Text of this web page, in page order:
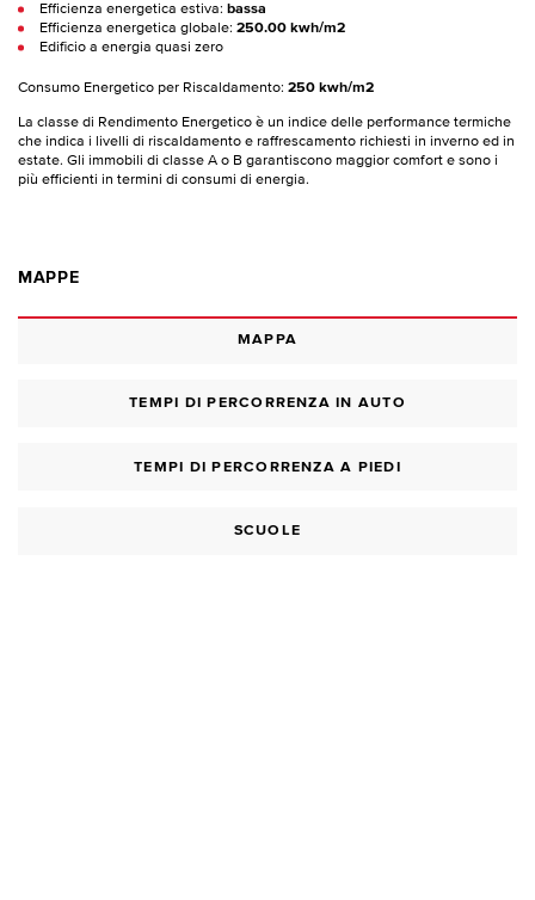
Efficienza energetica estiva: bassa
Efficienza energetica globale: 250.00 kwh/m2
Edificio a energia quasi zero
Consumo Energetico per Riscaldamento: 250 kwh/m2
La classe di Rendimento Energetico è un indice delle performance termiche
che indica i livelli di riscaldamento e raffrescamento richiesti in inverno ed in
estate. Gli immobili di classe A o B garantiscono maggior comfort e sono i
più efficienti in termini di consumi di energia.
MAPPE
MAPPA
TEMPI DI PERCORRENZA IN AUTO
TEMPI DI PERCORRENZA A PIEDI
SCUOLE